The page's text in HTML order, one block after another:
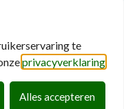
te
privacyverklaring
Alles accepteren